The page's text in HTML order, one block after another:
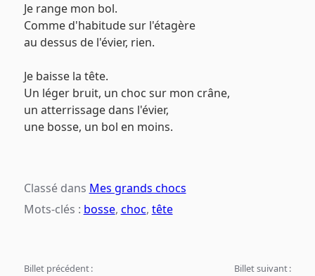
Je range mon bol.
Comme d'habitude sur l'étagère
au dessus de l'évier, rien.
Je baisse la tête.
Un léger bruit, un choc sur mon crâne,
un atterrissage dans l'évier,
une bosse, un bol en moins.
Classé dans Mes grands chocs
Mots-clés : bosse, choc, tête
Billet précédent : Billet suivant :